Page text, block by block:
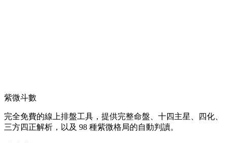
紫微斗數
完全免費的線上排盤工具，提供完整命盤、十四主星、四化、
三方四正解析，以及 98 種紫微格局的自動判讀。